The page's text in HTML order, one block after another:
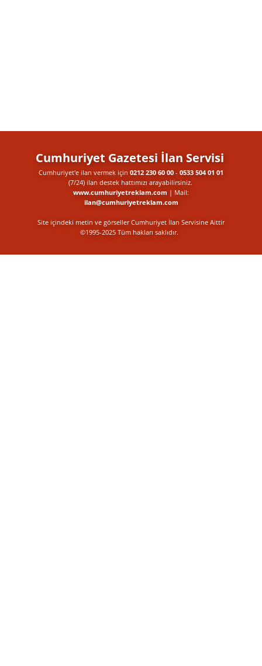
Cumhuriyet Gazetesi İlan Servisi
Cumhuriyet'e ilan vermek için 0212 230 60 00 - 0533 504 01 01
(7/24) ilan destek​ hattımızı arayabilirsiniz.
www.cumhuriyetreklam.com | Mail:
ilan@cumhuriyetreklam.com
Site içindeki metin ve görseller Cumhuriyet İlan Servisine Aittir
©1995-2025 Tüm hakları saklıdır.